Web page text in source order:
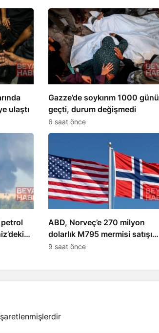
ulaştı
Gazze’de soykırım 1000 günü
geçti, durum değişmedi
6 saat önce
petrol
ABD, Norveç’e 270 milyon
dolarlık M795 mermisi satışını
onayladı
9 saat önce